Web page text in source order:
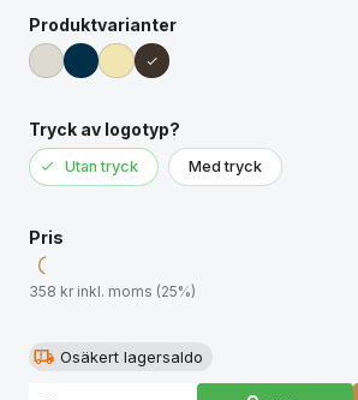
som validerar användandet av
material. 2% av intäkterna för varje
produkt kommer att doneras till
Produktvarianter
Tryck av logotyp?
Utan tryck Med tryck
Pris
358 kr inkl. moms (25%)
Osäkert lagersaldo